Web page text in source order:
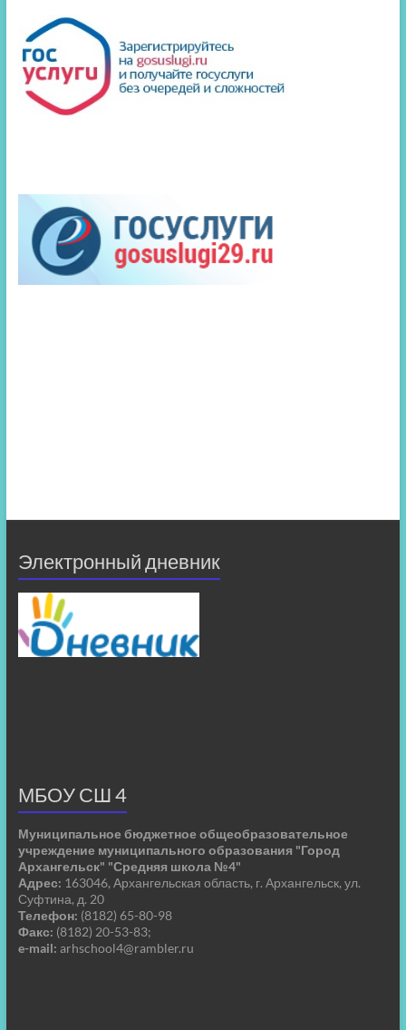
Электронный дневник
МБОУ СШ 4
Муниципальное бюджетное общеобразовательное
учреждение муниципального образования "Город
Архангельск" "Средняя школа №4"
Адрес: 163046, Архангельская область, г. Архангельск, ул.
Суфтина, д. 20
Телефон: (8182) 65-80-98
Факс: (8182) 20-53-83;
e-mail: arhschool4@rambler.ru